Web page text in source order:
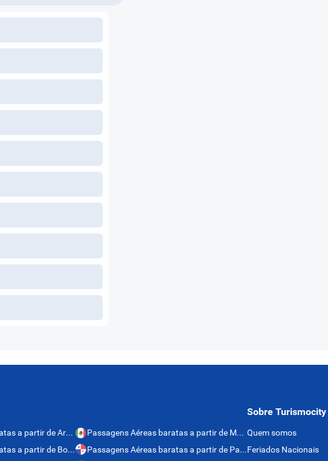
Passagens Aéreas baratas a partir de Argentina
Passagens Aéreas baratas a partir de Bolívia
Passagens Aéreas baratas a partir de México
Passagens Aéreas baratas a partir de Panamá
Sobre Turismocity
Quem somos
Feriados Nacionais